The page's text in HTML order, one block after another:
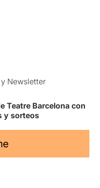
Newsletter
Teatre Barcelona con
y sorteos